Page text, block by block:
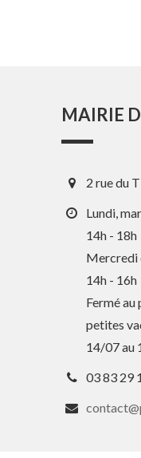
Guide des
Comptes
Tri / Déchets
MAIRIE
2 rue du
Lundi,
14h - 18h
Mercredi
14h - 16h
Fermé
petites
14/07 au
03 83 29